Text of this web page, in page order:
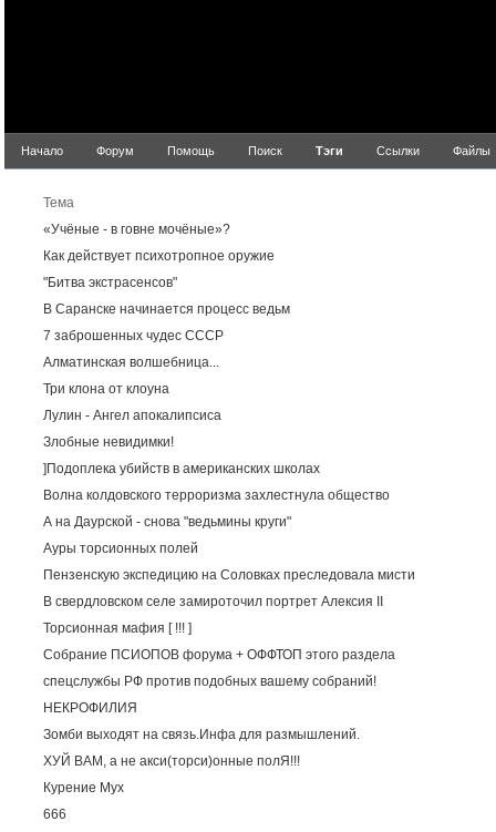
Начало Форум Помощь Поиск Тэги Ссылки Файлы
Тема
«Учёные - в говне мочёные»?
Как действует психотропное оружие
"Битва экстрасенсов"
В Саранске начинается процесс ведьм
7 заброшенных чудес СССР
Алматинская волшебница...
Три клона от клоуна
Лулин - Ангел апокалипсиса
Злобные невидимки!
]Подоплека убийств в американских школах
Волна колдовского терроризма захлестнула общество
А на Даурской - снова "ведьмины круги"
Ауры торсионных полей
Пензенскую экспедицию на Соловках преследовала мисти
В свердловском селе замироточил портрет Алексия II
Торсионная мафия [ !!! ]
Собрание ПСИОПОВ форума + ОФФТОП этого раздела
спецслужбы РФ против подобных вашему собраний!
НЕКРОФИЛИЯ
Зомби выходят на связь.Инфа для размышлений.
ХУЙ ВАМ, а не акси(торси)онные полЯ!!!
Курение Мух
666